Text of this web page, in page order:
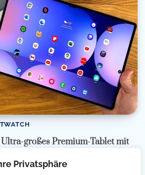
Privatsphäre
großes Premium-Tablet mit
ab 5,46 EUR pro Monat!